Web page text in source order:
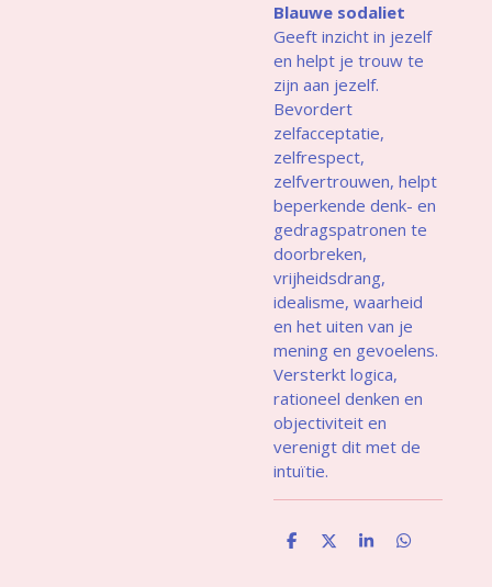
Blauwe sodaliet
Geeft inzicht in jezelf
en helpt je trouw te
zijn aan jezelf.
Bevordert
zelfacceptatie,
zelfrespect,
zelfvertrouwen, helpt
beperkende denk- en
gedragspatronen te
doorbreken,
vrijheidsdrang,
idealisme, waarheid
en het uiten van je
mening en gevoelens.
Versterkt logica,
rationeel denken en
objectiviteit en
verenigt dit met de
intuïtie.
D
D
S
D